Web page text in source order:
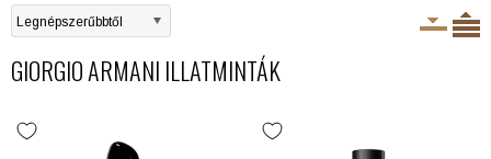
GIORGIO ARMANI ILLATMINTÁK